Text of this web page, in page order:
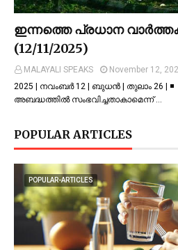
ഇന്നത്തെ പ്രധാന
(12/11/2025)
MALAYALI SPEAKS
November 12,
2025 | നവംബർ 12 | ബുധൻ | തുലാം 26 |
അബദ്ധത്തില്‍ സംഭവിച്ചതാകാമെന്ന് …
POPULAR ARTICLES
POPULAR-ARTICLES